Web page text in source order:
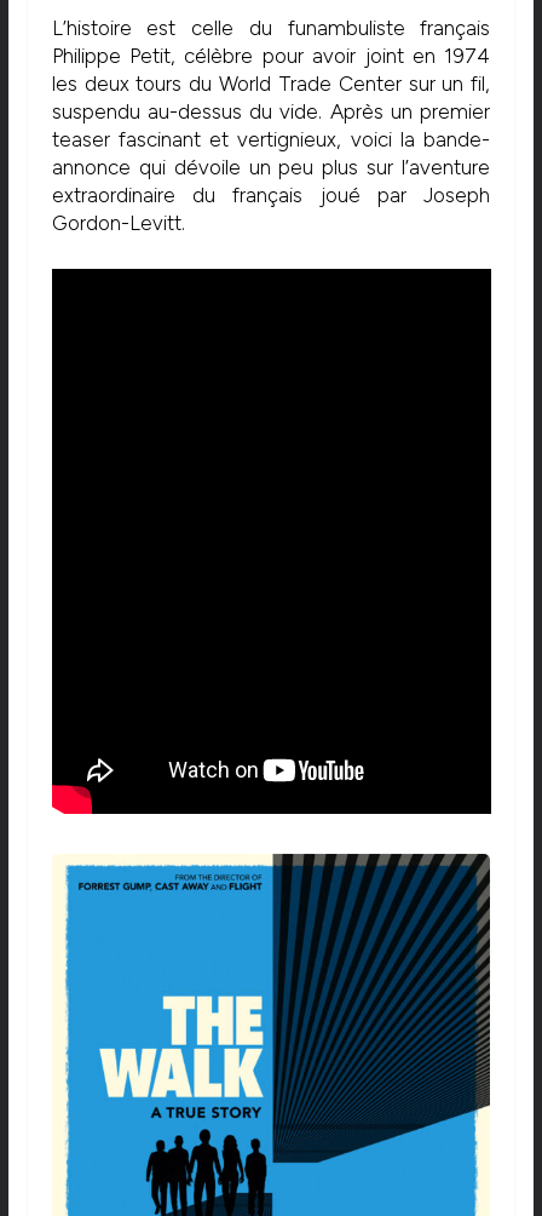
L’histoire est celle du funambuliste français
Philippe Petit, célèbre pour avoir joint en 1974
les deux tours du World Trade Center sur un fil,
suspendu au-dessus du vide. Après un premier
teaser fascinant et vertignieux, voici la bande-
annonce qui dévoile un peu plus sur l’aventure
extraordinaire du français joué par Joseph
Gordon-Levitt.